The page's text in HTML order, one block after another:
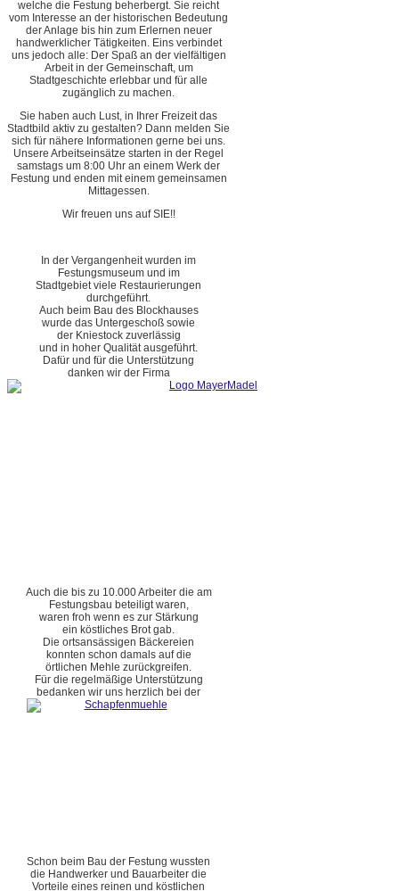
welche die Festung beherbergt. Sie reicht
vom Interesse an der historischen Bedeutung
der Anlage bis hin zum Erlernen neuer
handwerklicher Tätigkeiten. Eins verbindet
uns jedoch alle: Der Spaß an der vielfältigen
Arbeit in der Gemeinschaft, um
Stadtgeschichte erlebbar und für alle
zugänglich zu machen.
Sie haben auch Lust, in Ihrer Freizeit das
Stadtbild aktiv zu gestalten? Dann melden Sie
sich für nähere Informationen gerne bei uns.
Unsere Arbeitseinsätze starten in der Regel
samstags um 8:00 Uhr an einem Werk der
Festung und enden mit einem gemeinsamen
Mittagessen.
Wir freuen uns auf SIE!!
In der Vergangenheit wurden im
Festungsmuseum und im
Stadtgebiet viele Restaurierungen
durchgeführt.
Auch beim Bau des Blockhauses
wurde das Untergeschoß sowie
der Kniestock zuverlässig
und in hoher Qualität ausgeführt.
Dafür und für die Unterstützung
danken wir der Firma
Auch die bis zu 10.000 Arbeiter die am
Festungsbau beteiligt waren,
waren froh wenn es zur Stärkung
ein köstliches Brot gab.
Die ortsansässigen Bäckereien
konnten schon damals auf die
örtlichen Mehle zurückgreifen.
Für die regelmäßige Unterstützung
bedanken wir uns herzlich bei der
Schon beim Bau der Festung wussten
die Handwerker und Bauarbeiter die
Vorteile eines reinen und köstlichen